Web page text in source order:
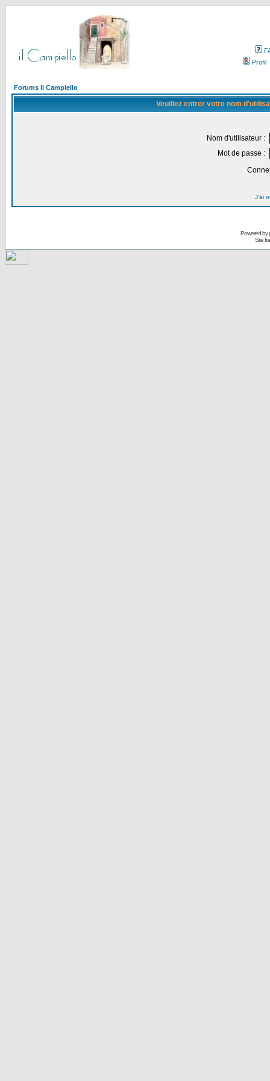
Profil
Forums il Campiello
Veuillez entrer votre nom
Nom d'utilisateur :
Mot de passe :
J'ai
Powered by
Site